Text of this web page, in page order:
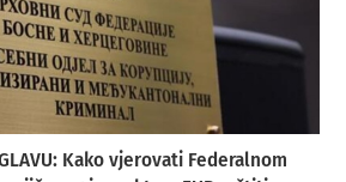
GLAVU: Kako vjerovati Federalnom